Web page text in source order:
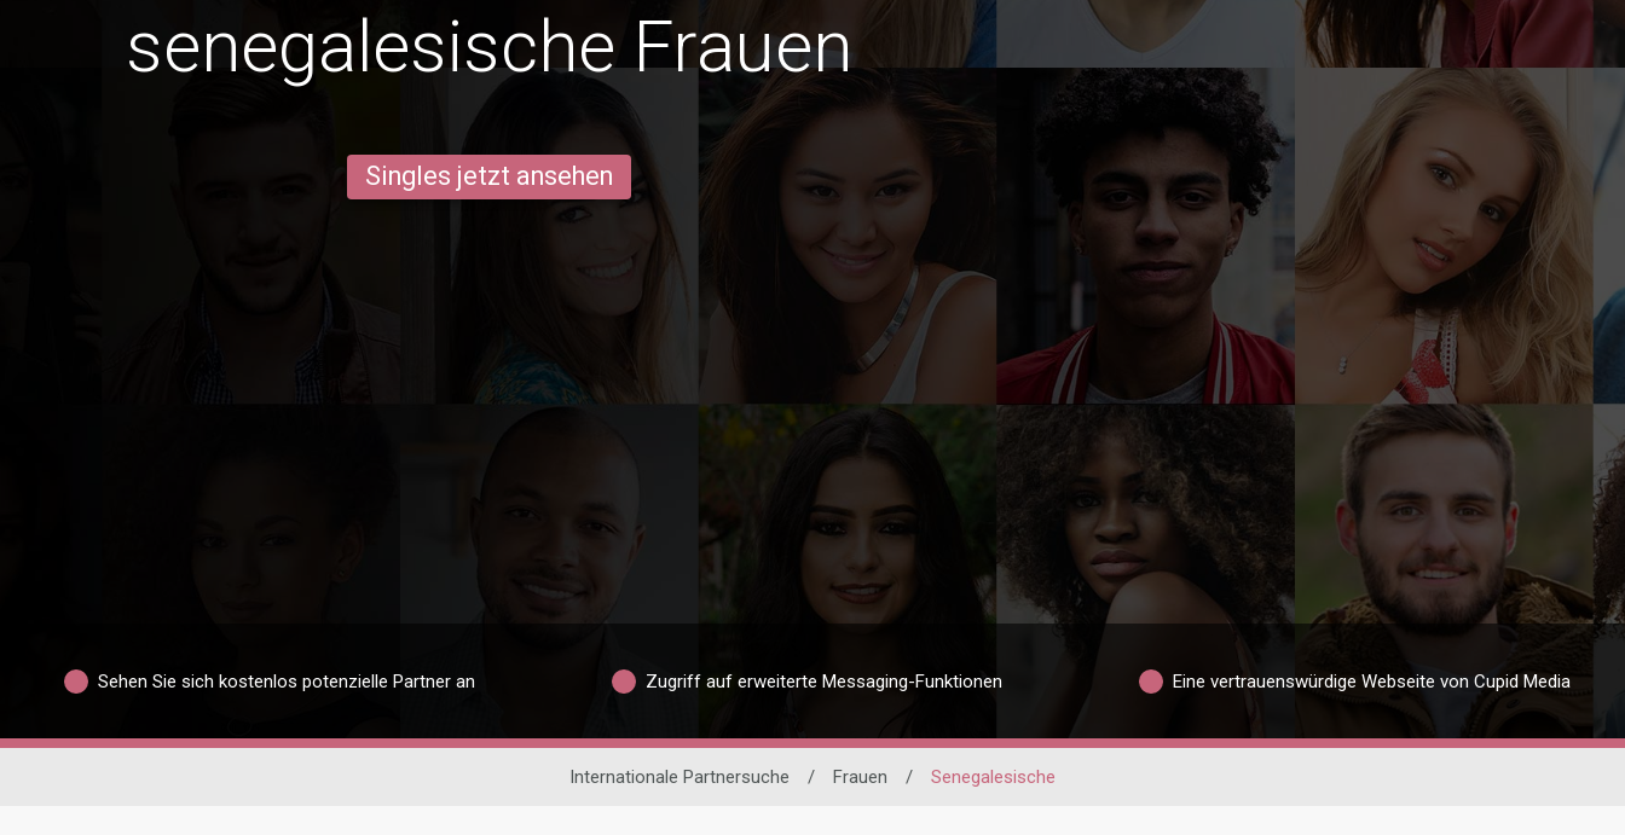
senegalesische Frauen
Singles jetzt ansehen
Sehen Sie sich kostenlos potenzielle Partner an Zugriff auf erweiterte Messaging-Funktionen Eine vertrauenswürdige Webseite von Cupid Media
Internationale Partnersuche / Frauen / Senegalesische